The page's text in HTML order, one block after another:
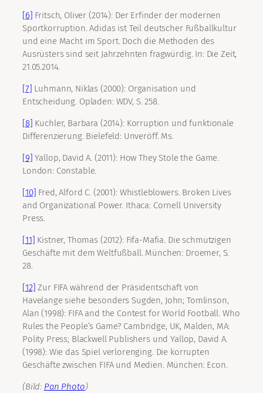
[6] Fritsch, Oliver (2014): Der Erfinder der modernen
Sportkorruption. Adidas ist Teil deutscher Fußballkultur
und eine Macht im Sport. Doch die Methoden des
Ausrüsters sind seit Jahrzehnten fragwürdig. In: Die Zeit,
21.05.2014.
[7] Luhmann, Niklas (2000): Organisation und
Entscheidung. Opladen: WDV, S. 258.
[8] Kuchler, Barbara (2014): Korruption und funktionale
Differenzierung. Bielefeld: Unveröff. Ms.
[9] Yallop, David A. (2011): How They Stole the Game.
London: Constable.
[10] Fred, Alford C. (2001): Whistleblowers. Broken Lives
and Organizational Power. Ithaca: Cornell University
Press.
[11] Kistner, Thomas (2012): Fifa-Mafia. Die schmutzigen
Geschäfte mit dem Weltfußball. München: Droemer, S.
28.
[12] Zur FIFA während der Präsidentschaft von
Havelange siehe besonders Sugden, John; Tomlinson,
Alan (1998): FIFA and the Contest for World Football. Who
Rules the People’s Game? Cambridge, UK, Malden, MA:
Polity Press; Blackwell Publishers und Yallop, David A.
(1998): Wie das Spiel verlorenging. Die korrupten
Geschäfte zwischen FIFA und Medien. München: Econ.
(Bild: Pan Photo)